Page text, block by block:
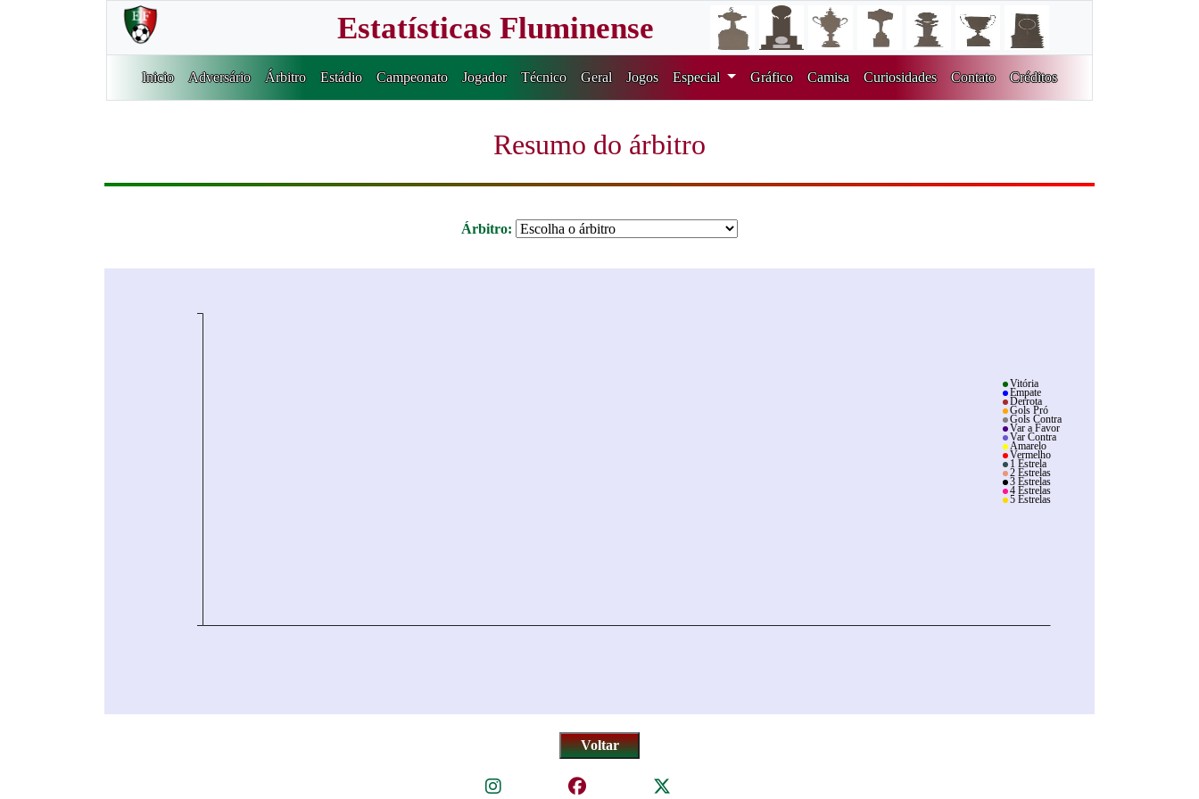
Estatísticas Fluminense
Inicio Adversário Árbitro Estádio Campeonato Jogador Técnico Geral Jogos Especial Gráfico Camisa Curiosidades Contato Créditos
Resumo do árbitro
Árbitro:
Vitória
Empate
Derrota
Gols Pró
Gols Contra
Var a Favor
Var Contra
Amarelo
Vermelho
1 Estrela
2 Estrelas
3 Estrelas
4 Estrelas
5 Estrelas